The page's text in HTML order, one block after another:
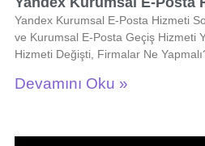
Yandex Kurumsal E-Posta Hizmeti
ve Kurumsal E-Posta Geçiş Hizmeti
Hizmeti Değişti, Firmalar Ne
Devamını Oku »